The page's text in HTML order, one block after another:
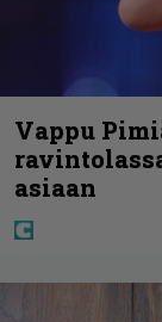
Vappu
asiaan